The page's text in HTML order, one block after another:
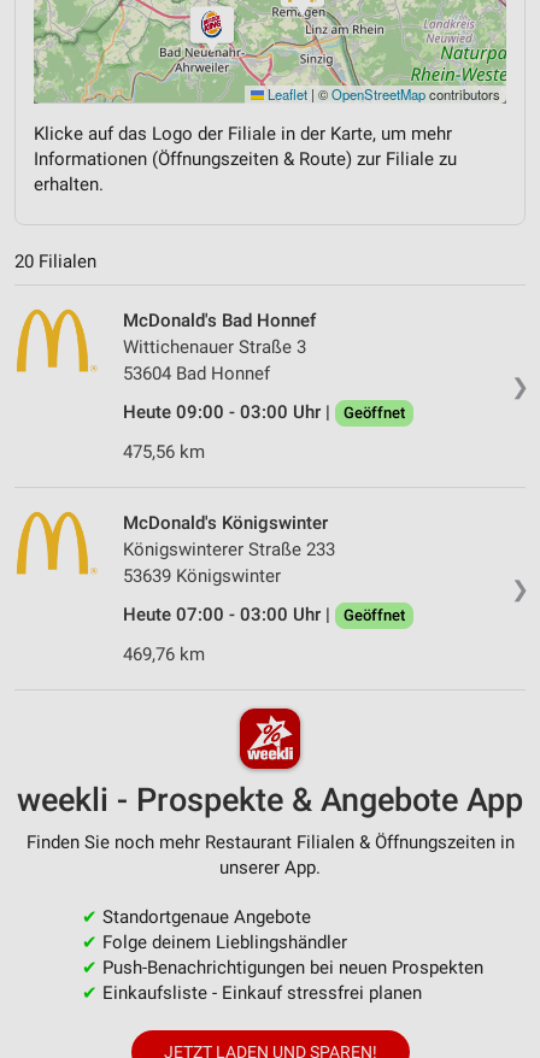
Leaflet | ©OpenStreetMapcontributors
Klicke auf das Logo der Filiale in der Karte, um mehr
Informationen (Öffnungszeiten & Route) zur Filiale zu
erhalten.
20 Filialen
❯
McDonald's Bad Honnef
Wittichenauer Straße 3
53604 Bad Honnef
Heute 09:00 - 03:00 Uhr |
Geöffnet
475,56 km
❯
McDonald's Königswinter
Königswinterer Straße 233
53639 Königswinter
Heute 07:00 - 03:00 Uhr |
Geöffnet
469,76 km
weekli - Prospekte & Angebote App
Finden Sie noch mehr Restaurant Filialen & Öffnungszeiten in
unserer App.
✔ Standortgenaue Angebote
✔ Folge deinem Lieblingshändler
✔ Push-Benachrichtigungen bei neuen Prospekten
✔ Einkaufsliste - Einkauf stressfrei planen
JETZT LADEN UND SPAREN!